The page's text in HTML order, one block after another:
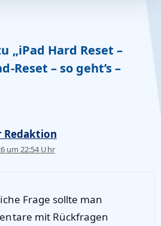
„iPad Hard Reset –
Reset – so geht’s –
Redaktion
um 22:54 Uhr
Frage sollte man
mit Rückfragen